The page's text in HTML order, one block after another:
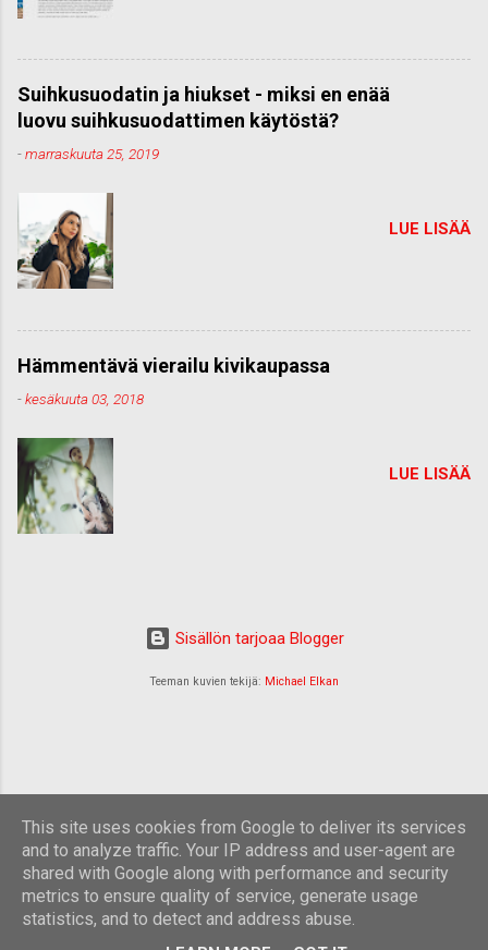
Suihkusuodatin ja hiukset - miksi en enää
luovu suihkusuodattimen käytöstä?
-marraskuuta 25, 2019
LUE LISÄÄ
Hämmentävä vierailu kivikaupassa
-kesäkuuta 03, 2018
LUE LISÄÄ
Sisällön tarjoaa Blogger
Teeman kuvien tekijä: Michael Elkan
This site uses cookies from Google to deliver its services
and to analyze traffic. Your IP address and user-agent are
shared with Google along with performance and security
metrics to ensure quality of service, generate usage
statistics, and to detect and address abuse.